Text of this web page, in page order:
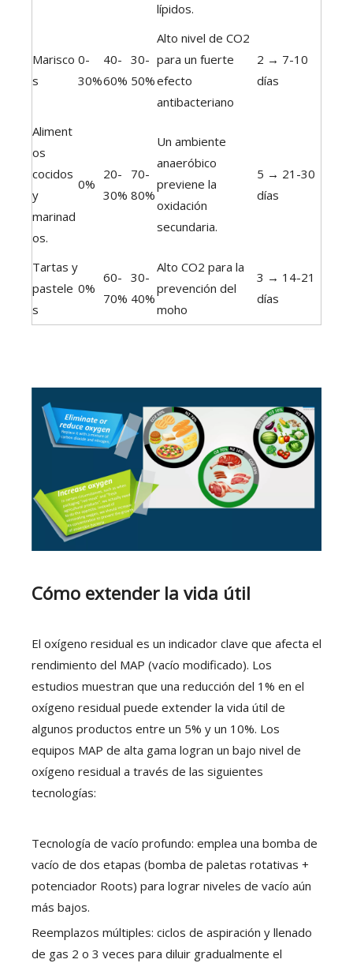
lípidos.
Marisco
s
0-
30%
40-
60%
30-
50%
Alto nivel de CO2
para un fuerte
efecto
antibacteriano
2 → 7-10
días
Aliment
os
cocidos
y
marinad
os.
0%
20-
30%
70-
80%
Un ambiente
anaeróbico
previene la
oxidación
secundaria.
5 → 21-30
días
Tartas y
pastele
s
0%
60-
70%
30-
40%
Alto CO2 para la
prevención del
moho
3 → 14-21
días
Cómo extender la vida útil
El oxígeno residual es un indicador clave que afecta el
rendimiento del MAP (vacío modificado). Los
estudios muestran que una reducción del 1% en el
oxígeno residual puede extender la vida útil de
algunos productos entre un 5% y un 10%. Los
equipos MAP de alta gama logran un bajo nivel de
oxígeno residual a través de las siguientes
tecnologías:
Tecnología de vacío profundo: emplea una bomba de
vacío de dos etapas (bomba de paletas rotativas +
potenciador Roots) para lograr niveles de vacío aún
más bajos.
Reemplazos múltiples: ciclos de aspiración y llenado
de gas 2 o 3 veces para diluir gradualmente el